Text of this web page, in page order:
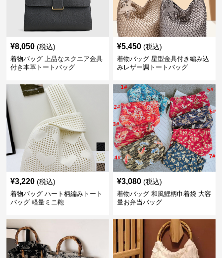
¥8,050 (税込)
着物バッグ 上品なスクエア金具
付き本革トートバッグ
¥5,450 (税込)
着物バッグ 星型金具付き編み込
みレザー調トートバッグ
¥3,220 (税込)
着物バッグ ハート柄編みトート
バッグ 軽量ミニ鞄
¥3,080 (税込)
着物バッグ 和風鯉柄巾着袋 大容
量お弁当バッグ